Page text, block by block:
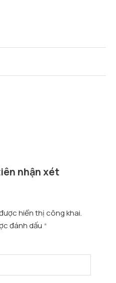
nhận xét
hiển thị công khai.
đánh dấu *